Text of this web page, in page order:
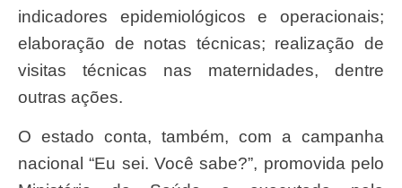
indicadores epidemiológicos e operacionais;
elaboração de notas técnicas; realização de
visitas técnicas nas maternidades, dentre
outras ações.
O estado conta, também, com a campanha
nacional “Eu sei. Você sabe?”, promovida pelo